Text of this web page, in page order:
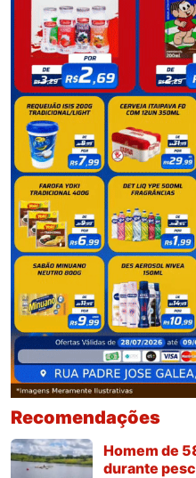
Recomendações
Homem de
durante